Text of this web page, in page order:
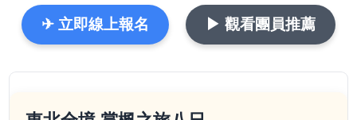
✈ 立即線上報名 ▶ 觀看團員推薦